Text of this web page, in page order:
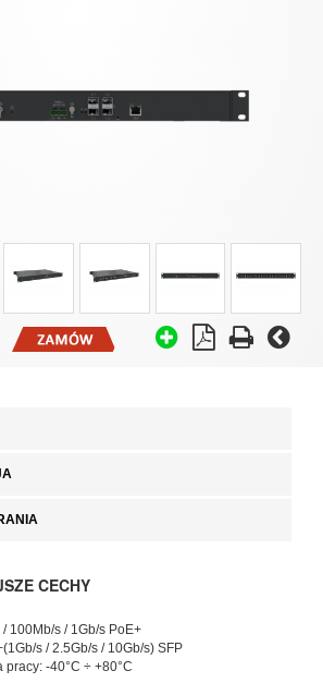
CECHY
100Mb/s / 1Gb/s PoE+
s / 2.5Gb/s / 10Gb/s) SFP
pracy: -40°C ÷ +80°C